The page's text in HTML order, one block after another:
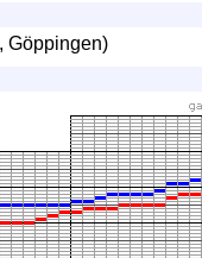
Göppingen)